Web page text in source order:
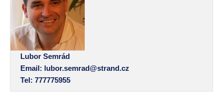
Lubor Semrád
Email: lubor.semrad@strand.cz
Tel: 777775955